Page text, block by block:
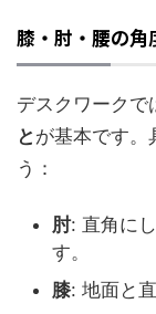
膝・肘・腰の角
デスクワークで
と が基本です。
う：
肘: 直角に
す。
膝: 地面と